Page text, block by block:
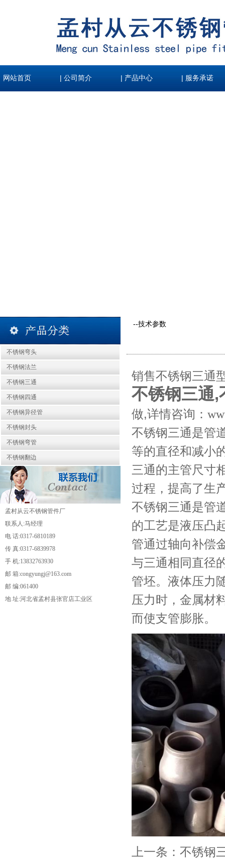
网站首页 | 公司简介 | 产品中心 | 服务承诺
不锈钢弯头
不锈钢法兰
不锈钢三通
不锈钢四通
不锈钢异径管
不锈钢封头
不锈钢弯管
不锈钢翻边
孟村从云不锈钢管件厂
联系人:马经理
电 话:0317-6810189
传 真:0317-6839978
手 机:13832763930
邮 箱:congyungj@163.com
邮 编:061400
地 址:河北省孟村县张官店工业区
--技术参数
销售不锈钢三通
不锈钢三通,
做,详情咨询：
不锈钢三通是管
等的直径和减小
三通的主管尺寸
过程，提高了生
不锈钢三通是管
的工艺是液压凸
管通过轴向补偿
与三通相同直径
管坯。液体压力
压力时，金属材
而使支管膨胀。
上一条： 不锈钢